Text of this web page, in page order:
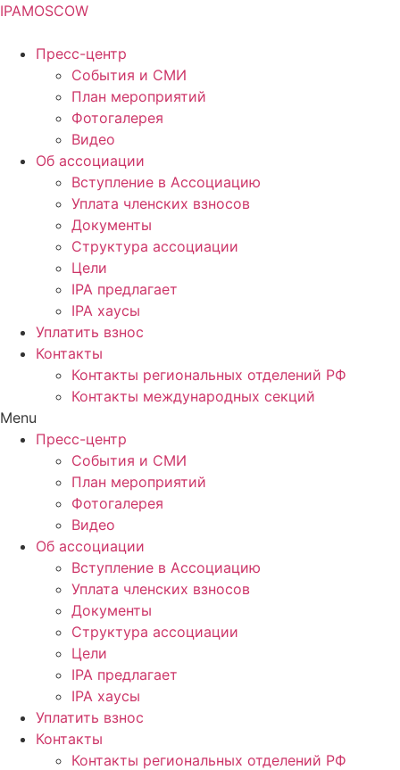
IPAMOSCOW
Пресс-центр
События и СМИ
План мероприятий
Фотогалерея
Видео
Об ассоциации
Вступление в Ассоциацию
Уплата членских взносов
Документы
Структура ассоциации
Цели
IPA предлагает
IPA хаусы
Уплатить взнос
Контакты
Контакты региональных отделений РФ
Контакты международных секций
Menu
Пресс-центр
События и СМИ
План мероприятий
Фотогалерея
Видео
Об ассоциации
Вступление в Ассоциацию
Уплата членских взносов
Документы
Структура ассоциации
Цели
IPA предлагает
IPA хаусы
Уплатить взнос
Контакты
Контакты региональных отделений РФ